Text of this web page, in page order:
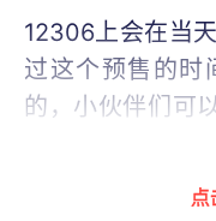
12306上会在当
过这个预售的时
的，小伙伴们可
点击我的，然后
入自己要查询的